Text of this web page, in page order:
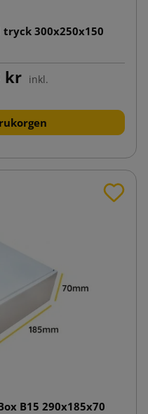
300x250x150
kr inkl.
B15 290x185x70